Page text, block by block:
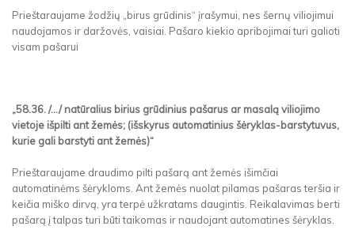
Prieštaraujame žodžių „birus grūdinis“ įrašymui, nes šernų viliojimui
naudojamos ir daržovės, vaisiai. Pašaro kiekio apribojimai turi galioti
visam pašarui
„58.36. /.../ natūralius birius grūdinius pašarus ar masalą viliojimo
vietoje išpilti ant žemės; (išskyrus automatinius šėryklas-barstytuvus,
kurie gali barstyti ant žemės)“
Prieštaraujame draudimo pilti pašarą ant žemės išimčiai
automatinėms šėrykloms. Ant žemės nuolat pilamas pašaras teršia ir
keičia miško dirvą, yra terpė užkratams daugintis. Reikalavimas berti
pašarą į talpas turi būti taikomas ir naudojant automatines šėryklas.